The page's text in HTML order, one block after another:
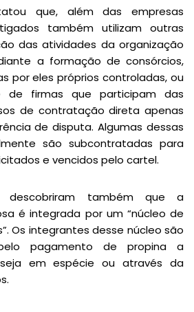
que, além das empresas
também utilizam outras
das atividades da organização
a formação de consórcios,
por eles próprios controladas, ou
de firmas que participam das
de contratação direta apenas
de disputa. Algumas dessas
são subcontratadas para
e vencidos pelo cartel.
descobriram também que a
é integrada por um “núcleo de
Os integrantes desse núcleo são
pagamento de propina a
em espécie ou através da